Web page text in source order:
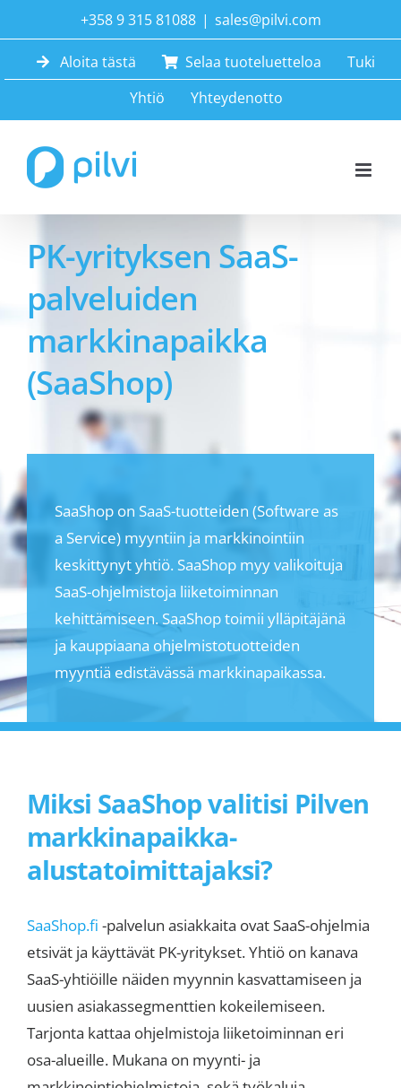
to
content
+358 9 315 81088 | sales@pilvi.com
Aloita tästä Selaa tuoteluetteloa
Tuki
Yhtiö
Yhteydenotto
PK-yrityksen SaaS-
palveluiden
markkinapaikka
(SaaShop)
SaaShop on SaaS-tuotteiden (Software as
a Service) myyntiin ja markkinointiin
keskittynyt yhtiö. SaaShop myy valikoituja
SaaS-ohjelmistoja liiketoiminnan
kehittämiseen. SaaShop toimii ylläpitäjänä
ja kauppiaana ohjelmistotuotteiden
myyntiä edistävässä markkinapaikassa.
Miksi SaaShop valitisi Pilven
markkinapaikka-
alustatoimittajaksi?
SaaShop.fi -palvelun asiakkaita ovat SaaS-ohjelmia
etsivät ja käyttävät PK-yritykset. Yhtiö on kanava
SaaS-yhtiöille näiden myynnin kasvattamiseen ja
uusien asiakassegmenttien kokeilemiseen.
Tarjonta kattaa ohjelmistoja liiketoiminnan eri
osa-alueille. Mukana on myynti- ja